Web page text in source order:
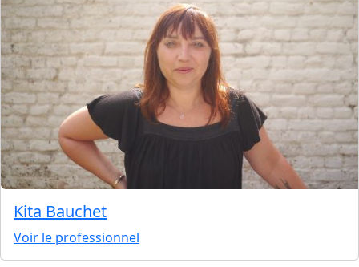
Kita Bauchet
Voir le professionnel